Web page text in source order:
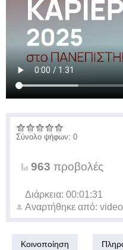
Σύνολο ψήφων: 0
963 προβολές
Διάρκεια: 00:01:31
Αναρτήθηκε από:
Κοινοποίηση